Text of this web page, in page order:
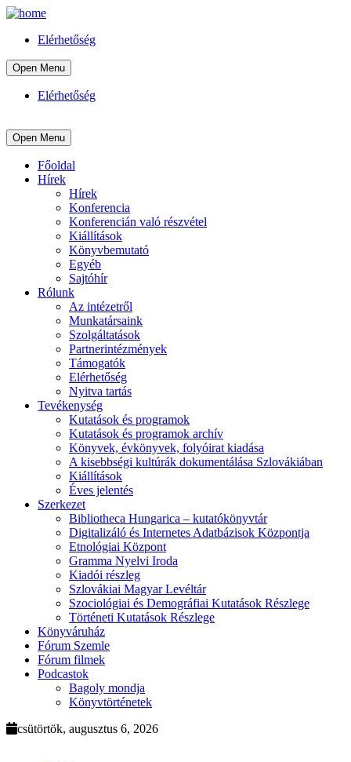
Elérhetőség
Open Menu
Elérhetőség
Open Menu
Főoldal
Hírek
Hírek
Konferencia
Konferencián való részvétel
Kiállítások
Könyvbemutató
Egyéb
Sajtóhír
Rólunk
Az intézetről
Munkatársaink
Szolgáltatások
Partnerintézmények
Támogatók
Elérhetőség
Nyitva tartás
Tevékenység
Kutatások és programok
Kutatások és programok archív
Könyvek, évkönyvek, folyóirat kiadása
A kisebbségi kultúrák dokumentálása Szlovákiában
Kiállítások
Éves jelentés
Szerkezet
Bibliotheca Hungarica – kutatókönyvtár
Digitalizáló és Internetes Adatbázisok Központja
Etnológiai Központ
Gramma Nyelvi Iroda
Kiadói részleg
Szlovákiai Magyar Levéltár
Szociológiai és Demográfiai Kutatások Részlege
Történeti Kutatások Részlege
Könyváruház
Fórum Szemle
Fórum filmek
Podcastok
Bagoly mondja
Könyvtörténetek
csütörtök, augusztus 6, 2026